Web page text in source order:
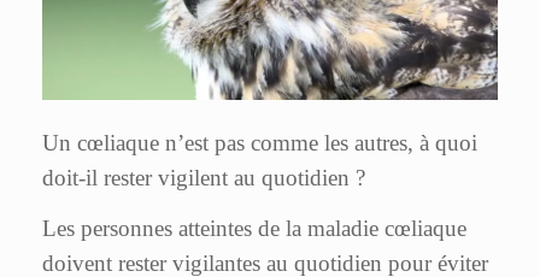
Un cœliaque n’est pas comme les autres, à quoi
doit-il rester vigilent au quotidien ?
Les personnes atteintes de la maladie cœliaque
doivent rester vigilantes au quotidien pour éviter